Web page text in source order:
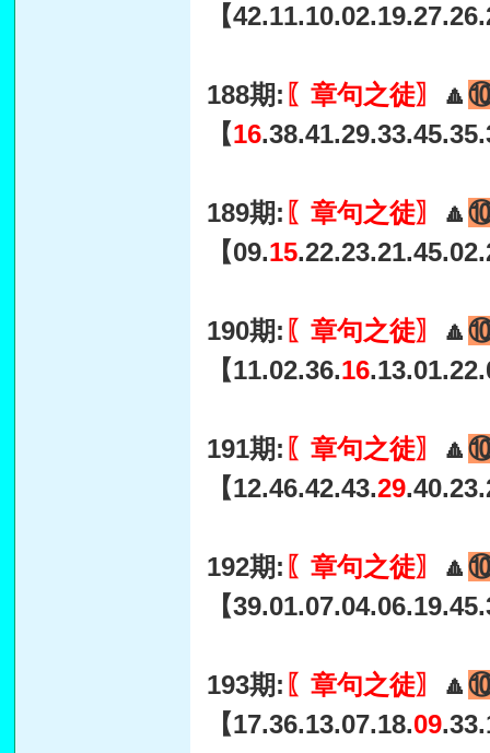
【
188期: 〖章句之徒〗 🔼⑩
【16
189期: 〖章句之徒〗 🔼⑩
【09.15
190期: 〖章句之徒〗 🔼⑩
【11.02.36.16
191期: 〖章句之徒〗 🔼⑩
【12.46.42.43.29
192期: 〖章句之徒〗 🔼⑩
【
193期: 〖章句之徒〗 🔼⑩
【17.36.13.07.18.09